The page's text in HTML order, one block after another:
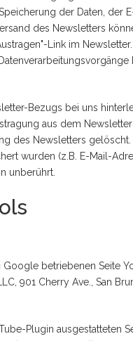
der Daten, der
des Newsletters
Link im
Bezugs bei uns
aus dem Newsletter
des Newsletters gelöscht.
wurden (z.B. E-Mail-
unberührt.
betriebenen Seite
901 Cherry Ave., San
Plugin ausgestatteten